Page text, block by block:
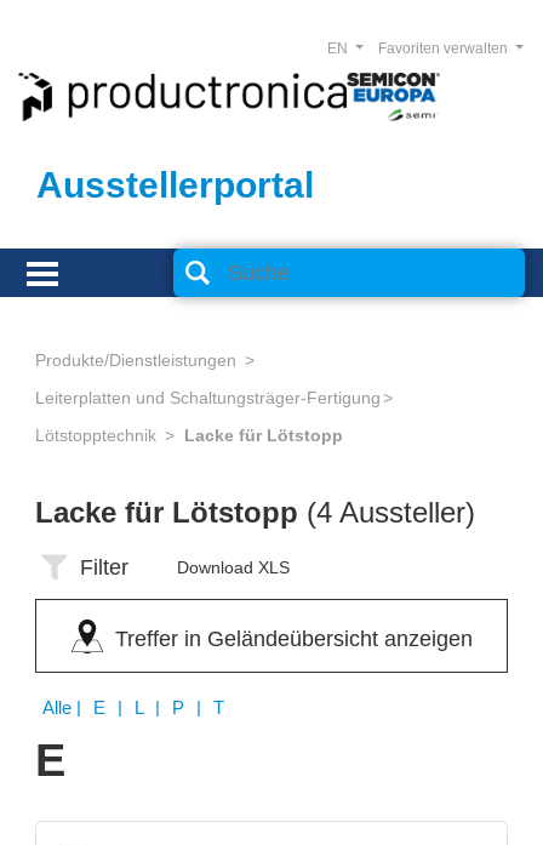
Ausstellerportal
Favoriten verwalten
EN
Produkte/Dienstleistungen
Leiterplatten und Schaltungsträger-Fertigung
Lötstopptechnik
Lacke für Lötstopp
Lacke für Lötstopp (4 Aussteller)
Filter Download XLS
Treffer in Geländeübersicht anzeigen
Alle | E | L | P | T
E